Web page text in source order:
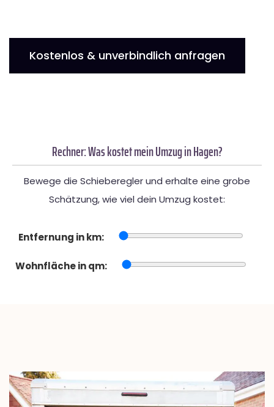
Kostenlos & unverbindlich anfragen
Rechner: Was kostet mein Umzug in Hagen?
Bewege die Schieberegler und erhalte eine grobe
Schätzung, wie viel dein Umzug kostet:
Entfernung in km:
Wohnfläche in qm: